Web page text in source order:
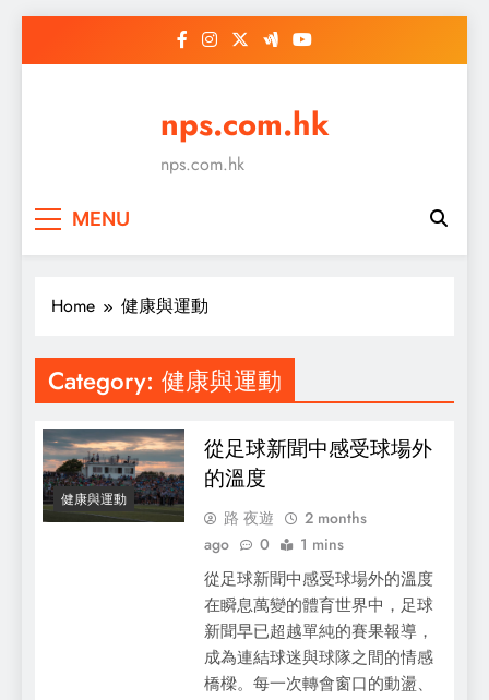
nps.com.hk
nps.com.hk
MENU
Home 健康與運動
Category: 健康與運動
健康與運動
從足球新聞中感受球場外
的溫度
路 夜遊
2 months
ago
0 1 mins
從足球新聞中感受球場外的溫度
在瞬息萬變的體育世界中，足球
新聞早已超越單純的賽果報導，
成為連結球迷與球隊之間的情感
橋樑。每一次轉會窗口的動盪、